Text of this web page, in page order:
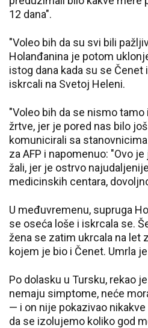
12 dana".
"Voleo bih da su svi bili
Holanđanina je potom
istog dana kada su se
iskrcali na Svetoj Heleni.
"Voleo bih da se nismo
žrtve, jer je pored nas bilo
komunicirali sa
za AFP i napomenuo: "Ovo
žali, jer je ostrvo
medicinskih centara,
U međuvremenu, supruga
se oseća loše i iskrcala se.
žena se zatim ukrcala na let
kojem je bio i Čenet. Umrla
Po dolasku u Tursku, rekao
nemaju simptome, neće
— i on nije pokazivao
da se izolujemo koliko god